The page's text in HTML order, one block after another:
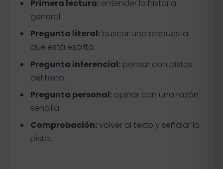
Primera lectura:entender la historia
general.
Pregunta literal:buscar una respuesta
que está escrita.
Pregunta inferencial:pensar con pistas
del texto.
Pregunta personal:opinar con una razón
sencilla.
Comprobación:volver al texto y señalar la
pista.